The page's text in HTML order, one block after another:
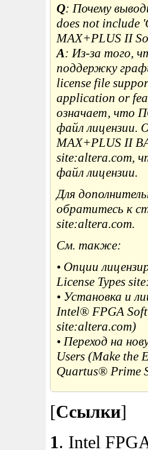
Q: Почему
does not include
MAX+PLUS II
A: Из-за того,
поддержку
license file
application or
означает, что
файл лицензии.
MAX+PLUS II
site:altera.com,
файл лицензии.
Для
обратитесь к
site:altera.com.
См. также:
• Опции
License Types
• Установка и
Intel® FPGA
site:altera.com)
• Переход на
Users (Make the
Quartus® Prime
[Ссылки]
1. Intel